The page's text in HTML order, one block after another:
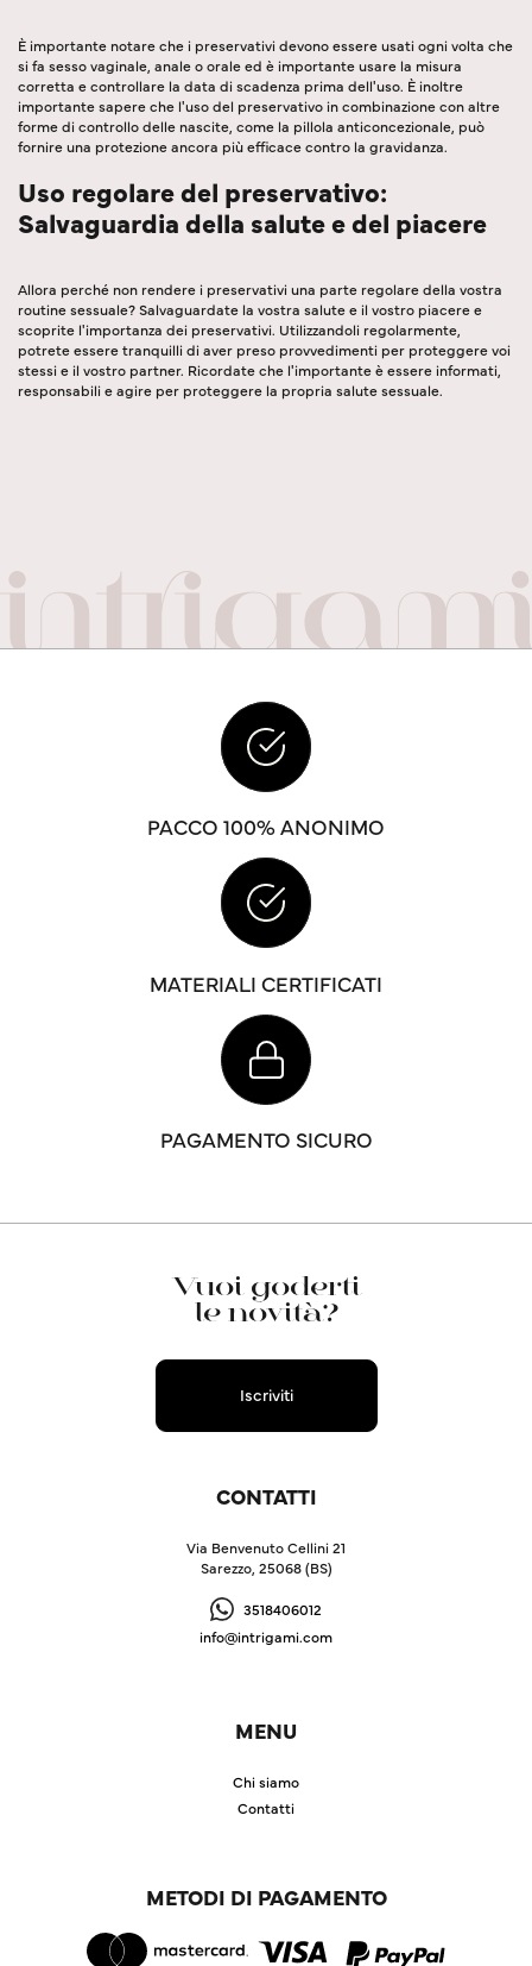
È importante notare che i preservativi devono essere usati ogni volta che
si fa sesso vaginale, anale o orale ed è importante usare la misura
corretta e controllare la data di scadenza prima dell'uso. È inoltre
importante sapere che l'uso del preservativo in combinazione con altre
forme di controllo delle nascite, come la pillola anticoncezionale, può
fornire una protezione ancora più efficace contro la gravidanza.
Uso regolare del preservativo:
Salvaguardia della salute e del piacere
Allora perché non rendere i preservativi una parte regolare della vostra
routine sessuale? Salvaguardate la vostra salute e il vostro piacere e
scoprite l'importanza dei preservativi. Utilizzandoli regolarmente,
potrete essere tranquilli di aver preso provvedimenti per proteggere voi
stessi e il vostro partner. Ricordate che l'importante è essere informati,
responsabili e agire per proteggere la propria salute sessuale.
PACCO 100% ANONIMO
MATERIALI CERTIFICATI
PAGAMENTO SICURO
Vuoi goderti
le novità?
Iscriviti
CONTATTI
Via Benvenuto Cellini 21
Sarezzo, 25068 (BS)
3518406012
info@intrigami.com
MENU
Chi siamo
Contatti
METODI DI PAGAMENTO